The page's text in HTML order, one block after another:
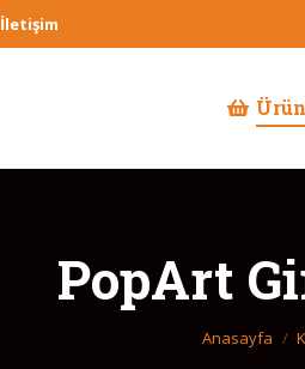
İletişim
PopArt
Buradasınız:
Anasayfa